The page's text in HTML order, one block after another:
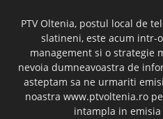
PTV Oltenia, postul local de
slatineni, este acum intr-
management si o strategie
nevoia dumneavoastra de
asteptam sa ne urmariti
noastra www.ptvoltenia.ro
intampla in